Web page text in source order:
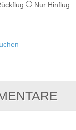
Nur Hinflug